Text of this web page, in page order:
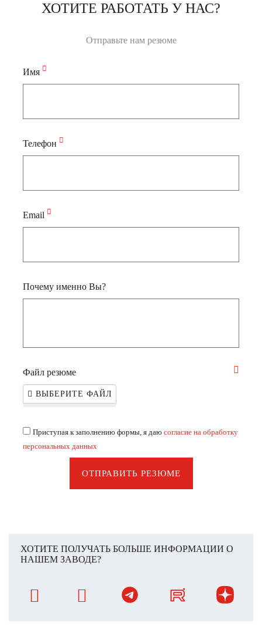
ХОТИТЕ РАБОТАТЬ У НАС?
Отправьте нам резюме
Имя
Телефон
Email
Почему именно Вы?
Файл резюме
ВЫБЕРИТЕ ФАЙЛ
Приступая к заполнению формы, я даю согласие на обработку
персональных данных
ОТПРАВИТЬ РЕЗЮМЕ
ХОТИТЕ ПОЛУЧАТЬ БОЛЬШЕ ИНФОРМАЦИИ О
НАШЕМ ЗАВОДЕ?